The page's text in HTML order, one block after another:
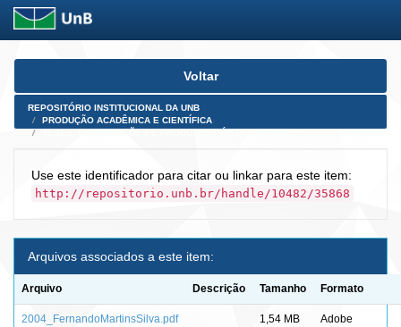
Skip
Voltar
REPOSITÓRIO INSTITUCIONAL DA UNB
PRODUÇÃO ACADÊMICA E CIENTÍFICA
Use este identificador para citar ou linkar para este item:
http://repositorio.unb.br/handle/10482/35868
Arquivos associados a este item:
Arquivo Descrição Tamanho Formato
2004_FernandoMartinsSilva.pdf 1,54 MB
Adobe